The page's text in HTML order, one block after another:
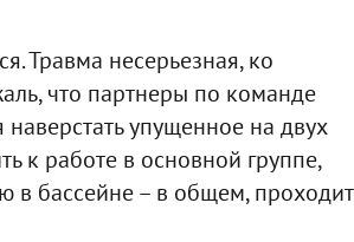
Травма несерьезная, ко
что партнеры по команде
наверстать упущенное на двух
к работе в основной группе,
в бассейне – в общем, проходит